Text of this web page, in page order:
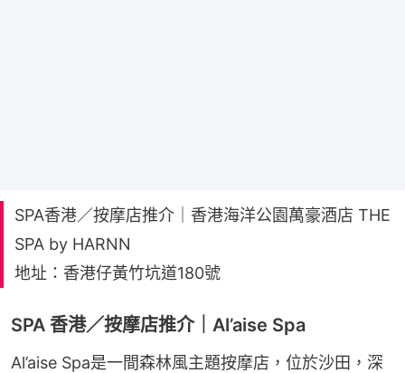
SPA香港／按摩店推介｜香港海洋公園萬豪酒店 THE
SPA by HARNN
地址：香港仔黃竹坑道180號
SPA 香港／按摩店推介｜Al’aise Spa
Al’aise Spa是一間森林風主題按摩店，位於沙田，深